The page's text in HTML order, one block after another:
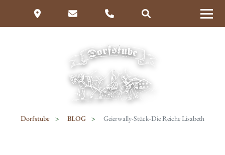
Dorfstube BLOG Geierwally-Stück-Die Reiche Lisabeth